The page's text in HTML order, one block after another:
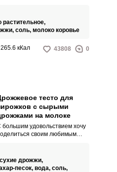
Если вы очень
домашнюю выпечку,
растительное,
соль, молоко коровье
265.6 кКал 43808 0
тесто для
с сырыми
на молоке
большим удовольствием хочу
своим любимым
молоке. Я использую такое
для приготовления
сухие дрожжи,
песок, вода, соль,